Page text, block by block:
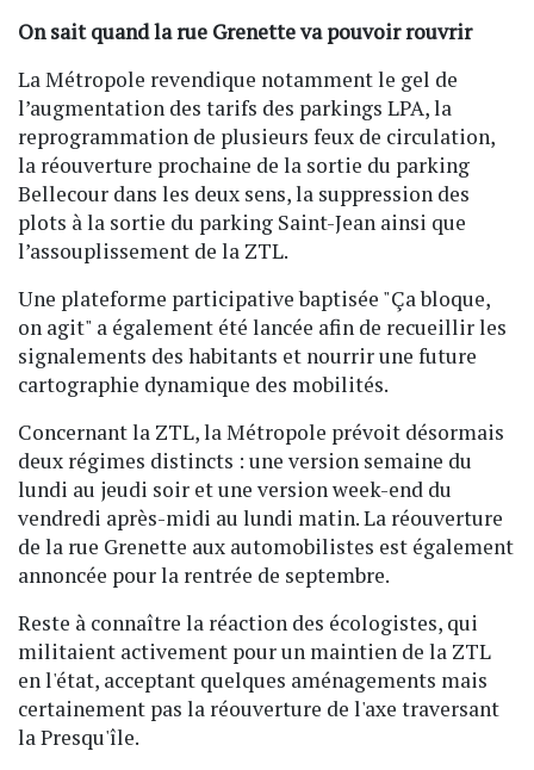
On sait quand la rue Grenette va pouvoir rouvrir
La Métropole revendique notamment le gel de
l’augmentation des tarifs des parkings LPA, la
reprogrammation de plusieurs feux de circulation,
la réouverture prochaine de la sortie du parking
Bellecour dans les deux sens, la suppression des
plots à la sortie du parking Saint-Jean ainsi que
l’assouplissement de la ZTL.
Une plateforme participative baptisée "Ça bloque,
on agit" a également été lancée afin de recueillir les
signalements des habitants et nourrir une future
cartographie dynamique des mobilités.
Concernant la ZTL, la Métropole prévoit désormais
deux régimes distincts : une version semaine du
lundi au jeudi soir et une version week-end du
vendredi après-midi au lundi matin. La réouverture
de la rue Grenette aux automobilistes est également
annoncée pour la rentrée de septembre.
Reste à connaître la réaction des écologistes, qui
militaient activement pour un maintien de la ZTL
en l'état, acceptant quelques aménagements mais
certainement pas la réouverture de l'axe traversant
la Presqu'île.